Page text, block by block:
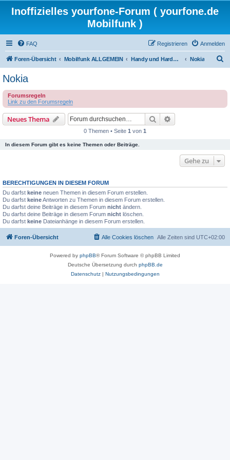
Inoffizielles yourfone-Forum ( yourfone.de
Mobilfunk )
FAQ Anmelden
Registrieren
Foren-Übersicht Mobilfunk ALLGEMEIN Handy und Hardware (Herstellerforen) Nokia
e
Nokia
Forumsregeln
Link zu den Forumsregeln
Neues Thema Suche
0 Themen • Seite 1 von 1
In diesem Forum gibt es keine Themen oder Beiträge.
Gehe zu
BERECHTIGUNGEN IN DIESEM FORUM
Du darfst keine neuen Themen in diesem Forum erstellen.
Du darfst keineAntworten zu Themen in diesem Forum erstellen.
Du darfst deine Beiträge in diesem Forum nicht ändern.
Du darfst deine Beiträge in diesem Forum nicht löschen.
Du darfst keine Dateianhänge in diesem Forum erstellen.
Foren-Übersicht Alle Zeiten sind UTC+02:00
Alle Cookies löschen
Powered by phpBB® Forum Software © phpBB Limited
Deutsche Übersetzung durch phpBB.de
Datenschutz| Nutzungsbedingungen